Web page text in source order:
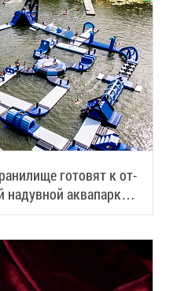
го­то­вят к от­
ак­ва­парк